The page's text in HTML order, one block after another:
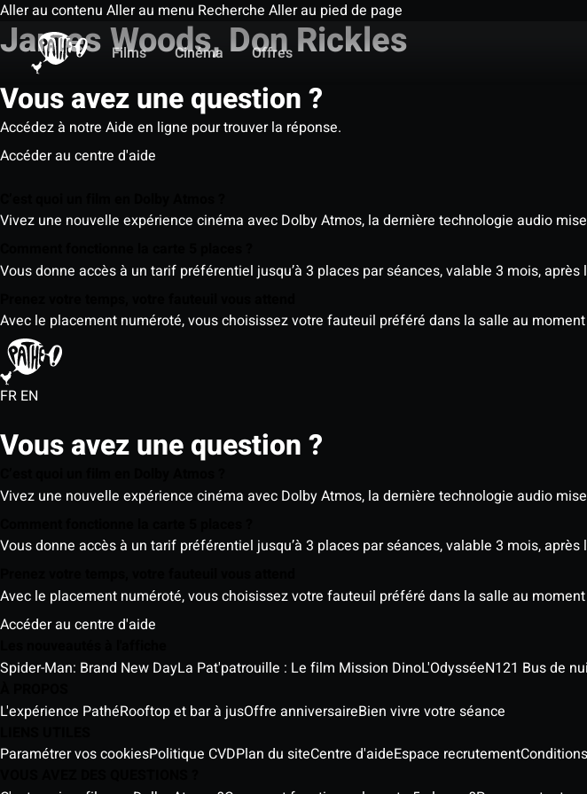
Aller au contenu Aller au menu Recherche Aller au pied de page
Films
Cinéma Offres
James Woods, Don Rickles
Vous avez une question ?
Accédez à notre Aide en ligne pour trouver la réponse.
Accéder au centre d'aide
Vivez une nouvelle expérience cinéma avec Dolby Atmos, la dernière technologie audio
Vous donne accès à un tarif préférentiel jusqu’à 3 places par séances, valable 3 mois,
Avec le placement numéroté, vous choisissez votre fauteuil préféré dans la salle au
FR EN
Vous avez une question ?
Vivez une nouvelle expérience cinéma avec Dolby Atmos, la dernière technologie audio
Vous donne accès à un tarif préférentiel jusqu’à 3 places par séances, valable 3 mois,
Avec le placement numéroté, vous choisissez votre fauteuil préféré dans la salle au
Accéder au centre d'aide
Spider-Man: Brand New DayLa Pat'patrouille : Le film Mission DinoL'OdysséeN121 Bus de
L'expérience PathéRooftop et bar à jusOffre anniversaireBien vivre votre séance
Paramétrer vos cookiesPolitique CVDPlan du siteCentre d'aideEspace recrutement